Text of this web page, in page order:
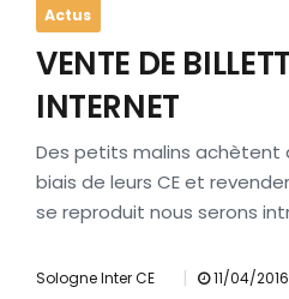
Actus
VENTE DE
INTERNET
Des petits malins achètent
biais de leurs CE et
se reproduit nous serons
Sologne Inter CE | 11/04/2016